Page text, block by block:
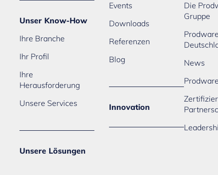
Unser Know-How
Ihre Branche
Ihr Profil
Ihre
Herausforderung
Unsere Services
Unsere Lösungen
Events
Downloads
Referenzen
Blog
Innovation
Die
Gruppe
News